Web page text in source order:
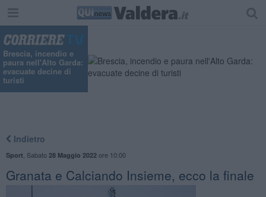
Brescia, incendio e
paura nell'Alto Garda:
evacuate decine di
turisti
Indietro
Sport Sabato 28 Maggio 2022ore 10:00
Granata e Calciando Insieme, ecco la finale